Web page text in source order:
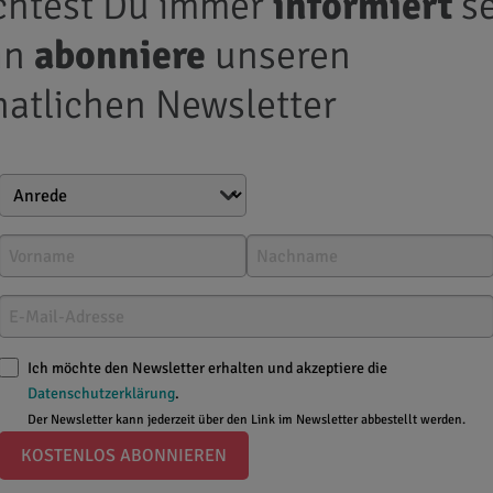
abonniere unseren
Newsletter
Ich möchte den Newsletter erhalten und akzeptiere die
Datenschutzerklärung.
Der Newsletter kann jederzeit über den Link im Newsletter abbestellt werden.
KOSTENLOS ABONNIEREN
Experten-Tipps
Kosmetik &
Leben mit